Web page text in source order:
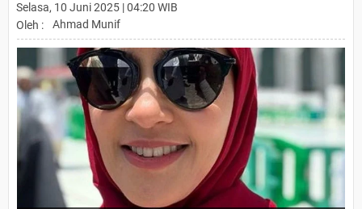
Selasa, 10 Juni 2025 | 04:20 WIB
Oleh :
Ahmad Munif